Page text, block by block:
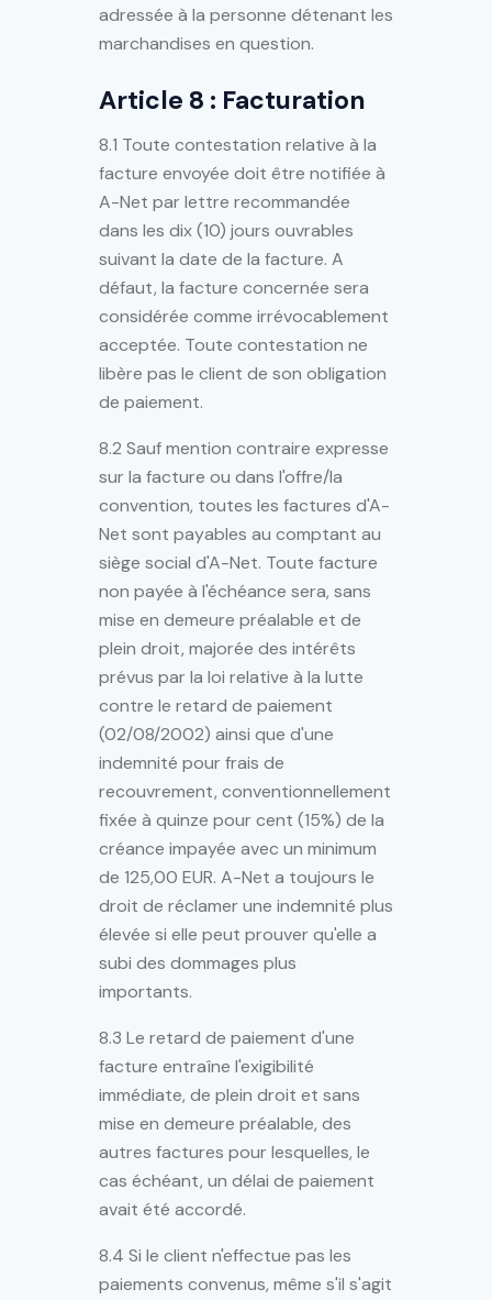
adressée à la personne détenant les
marchandises en question.
Article 8 : Facturation
8.1 Toute contestation relative à la
facture envoyée doit être notifiée à
A-Net par lettre recommandée
dans les dix (10) jours ouvrables
suivant la date de la facture. A
défaut, la facture concernée sera
considérée comme irrévocablement
acceptée. Toute contestation ne
libère pas le client de son obligation
de paiement.
8.2 Sauf mention contraire expresse
sur la facture ou dans l'offre/la
convention, toutes les factures d'A-
Net sont payables au comptant au
siège social d'A-Net. Toute facture
non payée à l'échéance sera, sans
mise en demeure préalable et de
plein droit, majorée des intérêts
prévus par la loi relative à la lutte
contre le retard de paiement
(02/08/2002) ainsi que d'une
indemnité pour frais de
recouvrement, conventionnellement
fixée à quinze pour cent (15%) de la
créance impayée avec un minimum
de 125,00 EUR. A-Net a toujours le
droit de réclamer une indemnité plus
élevée si elle peut prouver qu'elle a
subi des dommages plus
importants.
8.3 Le retard de paiement d'une
facture entraîne l'exigibilité
immédiate, de plein droit et sans
mise en demeure préalable, des
autres factures pour lesquelles, le
cas échéant, un délai de paiement
avait été accordé.
8.4 Si le client n'effectue pas les
paiements convenus, même s'il s'agit